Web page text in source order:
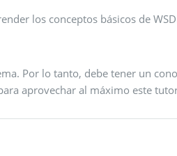
los conceptos básicos de
Por lo tanto, debe tener un
aprovechar al máximo este